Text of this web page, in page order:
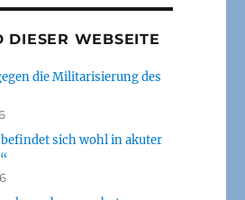
DIESER WEBSEITE
die Militarisierung des
sich wohl in akuter